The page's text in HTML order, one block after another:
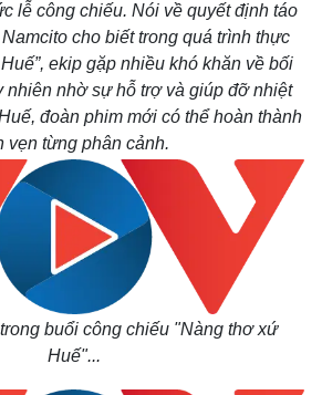
Thị trường
Giá vàng
Tiêu dùng
Tỷ giá
Chứng khoán
Giá cà phê
lễ công chiếu. Nói về quyết định táo
cho biết trong quá trình thực
ekip gặp nhiều khó khăn về bối
nhiên nhờ sự hỗ trợ và giúp đỡ nhiệt
đoàn phim mới có thể hoàn thành
vẹn từng phân cảnh.
buổi công chiếu "Nàng thơ xứ
Huế"...